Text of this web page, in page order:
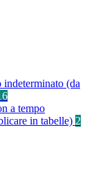
indeterminato (da
a tempo
in tabelle) 2